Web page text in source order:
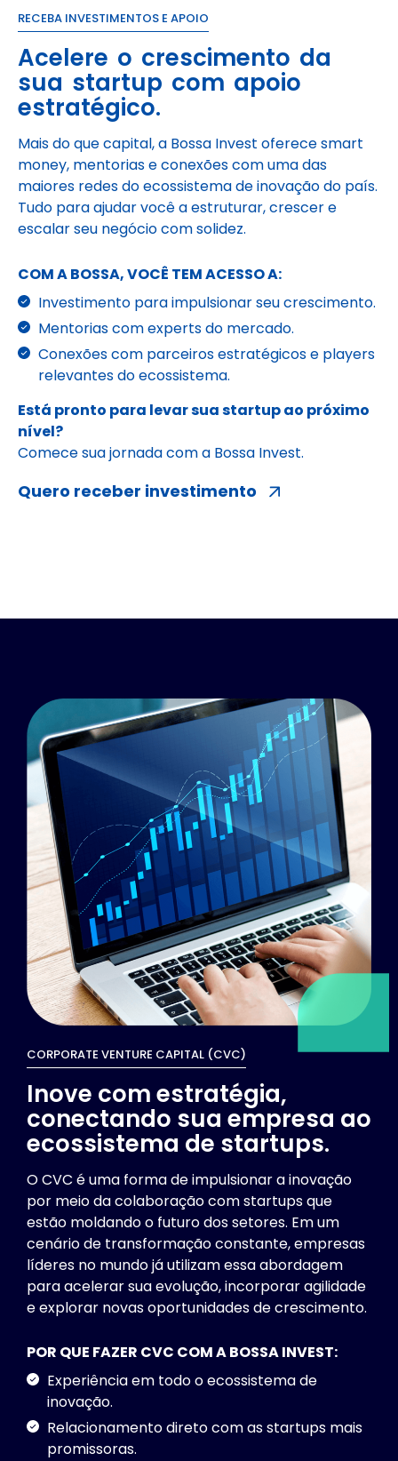
RECEBA INVESTIMENTOS E APOIO
Acelere o crescimento da
sua startup com apoio
estratégico.
Mais do que capital, a Bossa Invest oferece smart
money, mentorias e conexões com uma das
maiores redes do ecossistema de inovação do país.
Tudo para ajudar você a estruturar, crescer e
escalar seu negócio com solidez.
COM A BOSSA, VOCÊ TEM ACESSO A:
Investimento para impulsionar seu crescimento.
Mentorias com experts do mercado.
Conexões com parceiros estratégicos e players
relevantes do ecossistema.
Está pronto para levar sua startup ao próximo
nível?
Comece sua jornada com a Bossa Invest.
Quero receber investimento
CORPORATE VENTURE CAPITAL (CVC)
Inove com estratégia,
conectando sua empresa ao
ecossistema de startups.
O CVC é uma forma de impulsionar a inovação
por meio da colaboração com startups que
estão moldando o futuro dos setores. Em um
cenário de transformação constante, empresas
líderes no mundo já utilizam essa abordagem
para acelerar sua evolução, incorporar agilidade
e explorar novas oportunidades de crescimento.
POR QUE FAZER CVC COM A BOSSA INVEST:
Experiência em todo o ecossistema de
inovação.
Relacionamento direto com as startups mais
promissoras.